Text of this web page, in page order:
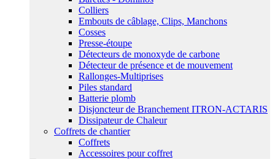
Colliers
Embouts de câblage, Clips, Manchons
Cosses
Presse-étoupe
Détecteurs de monoxyde de carbone
Détecteur de présence et de mouvement
Rallonges-Multiprises
Piles standard
Batterie plomb
Disjoncteur de Branchement ITRON-ACTARIS
Dissipateur de Chaleur
Coffrets de chantier
Coffrets
Accessoires pour coffret